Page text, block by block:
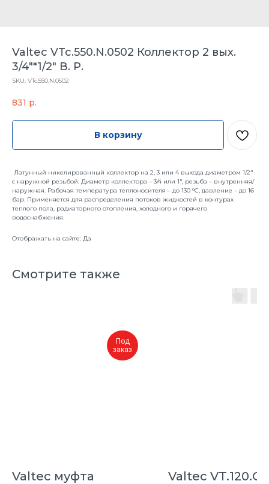
Valtec VTc.550.N.0502 Коллектор 2 вых.
3/4"*1/2" В. Р.
SKU: VTc.550.N.0502
831 р.
В корзину
Латунный никелированный коллектор на 2, 3 или 4 выхода диаметром 1/2"
с наружной резьбой. Диаметр коллектора – 3/4 или 1", резьба – внутренняя/
наружная. Рабочая температура теплоносителя – до 130 °С, давление – до 16
бар. Применяется для распределения потоков жидкостей в контурах
теплого пола, радиаторного отопления, холодного и горячего
водоснабжения.
Отображать на сайте: Да
Смотрите также
Под
заказ
Valtec муфта
Valtec